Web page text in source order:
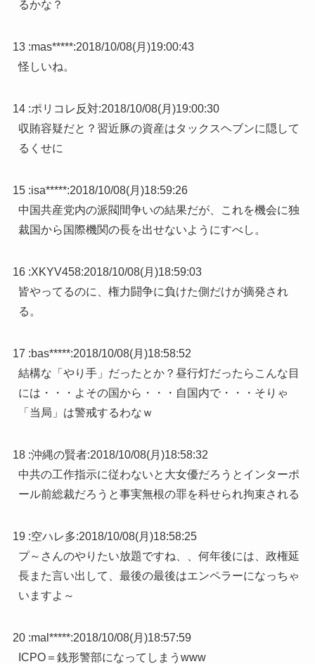
るかな？
13 :mas*****:2018/10/08(月)19:00:43
怪しいね。
14 :ポリコレ反対:2018/10/08(月)19:00:30
収賄容疑だと？習近豚の資産はタックスヘブンに隠して
るくせに
15 :isa*****:2018/10/08(月)18:59:26
中国共産党内の派閥間争いの結果だが、これを機会に独
裁国から国際機関の長を出せないようにすべし。
16 :XKYV458:2018/10/08(月)18:59:03
皆やってるのに、権力闘争に負けた側だけが摘発され
る。
17 :bas*****:2018/10/08(月)18:58:52
結構な「やり手」だったとか？昼行灯だったらこんな目
には・・・よその国から・・・自国内で・・・そりゃ
「当局」は警戒するわなｗ
18 :沖縄の賢者:2018/10/08(月)18:58:32
中共の工作指示に従わないと大女優だろうとインターポ
ール前総裁だろうと事実無根の罪を科せられ拘束される
19 :空ハレ多:2018/10/08(月)18:58:25
プ～さんのやりたい放題ですね、、何年後には、政権延
長また言い出して、最後の最後はエンペラーになっちゃ
いますよ～
20 :mal*****:2018/10/08(月)18:57:59
ICPO＝銭形警部になってしまうwww